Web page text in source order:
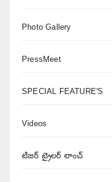
Photo Gallery
PressMeet
SPECIAL FEATURE'S
Videos
టిజర్ ట్రైలర్ లాంచ్